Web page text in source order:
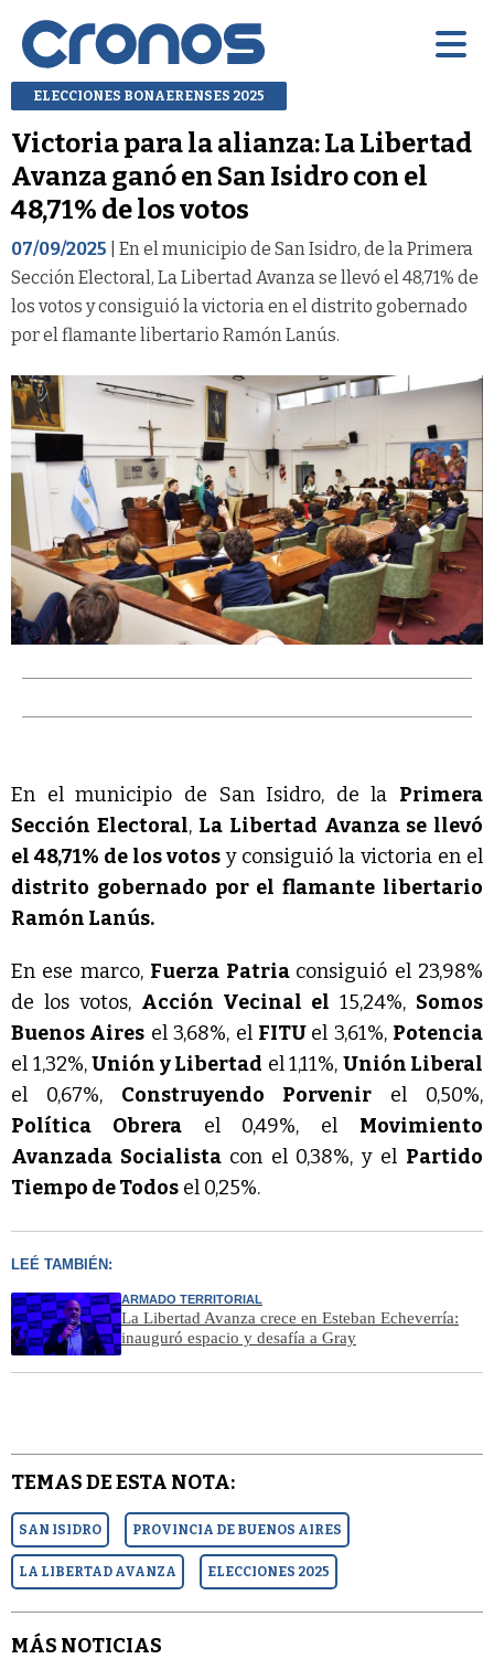
ELECCIONES BONAERENSES 2025
Victoria para la alianza: La Libertad
Avanza ganó en San Isidro con el
48,71% de los votos
07/09/2025 | En el municipio de San Isidro, de la Primera
Sección Electoral, La Libertad Avanza se llevó el 48,71% de
los votos y consiguió la victoria en el distrito gobernado
por el flamante libertario Ramón Lanús.
En el municipio de San Isidro, de la Primera
Sección Electoral, La Libertad Avanza se llevó
el 48,71% de los votos
distrito gobernado por el flamante libertario
Ramón Lanús.
En ese marco, Fuerza Patria consiguió el 23,98%
de los votos, Acción Vecinal el 15,24%, Somos
Buenos Aires el 3,68%, el FITU el 3,61%,
el 1,32%, Unión y Libertad el 1,11%, Unión Liberal
el 0,67%, Construyendo Porvenir
Política Obrera el 0,49%, el Movimiento
Avanzada Socialista con el 0,38%, y el Partido
Tiempo de Todos el 0,25%.
LEÉ TAMBIÉN:
ARMADO TERRITORIAL
La Libertad Avanza crece en Esteban Echeverría:
inauguró espacio y desafía a Gray
TEMAS DE ESTA NOTA:
SAN ISIDRO PROVINCIA DE BUENOS AIRES
LA LIBERTAD AVANZA ELECCIONES 2025
MÁS NOTICIAS